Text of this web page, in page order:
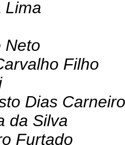
Lima
Neto
Filho
Dias Carneiro
da Silva
Furtado